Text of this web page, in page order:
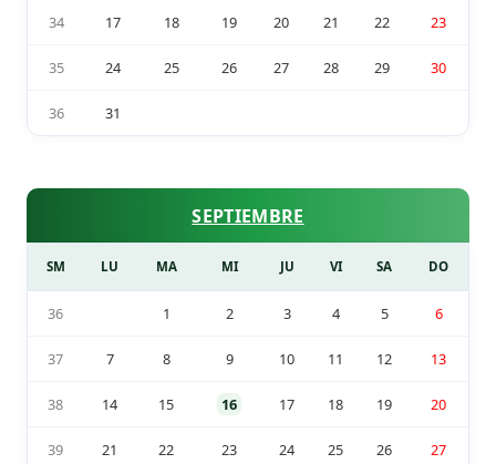
34 17 18 19 20 21 22 23
35 24 25 26 27 28 29 30
36 31
SEPTIEMBRE
SM LU MA MI JU VI SA DO
36 1 2 3 4 5 6
37 7 8 9 10 11 12 13
38 14 15 16 17 18 19 20
39 21 22 23 24 25 26 27